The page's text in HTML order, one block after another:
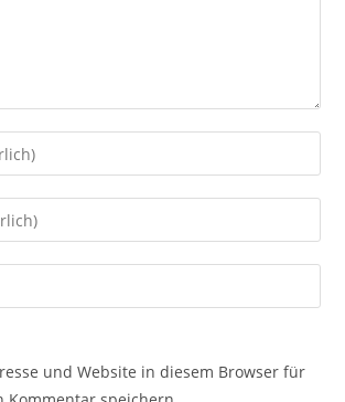
und Website in diesem Browser für